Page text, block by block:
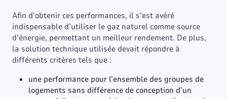
Afin d’obtenir ces performances, il s’est avéré
indispensable d’utiliser le gaz naturel comme source
d’énergie, permettant un meilleur rendement. De plus,
la solution technique utilisée devait répondre à
différents critères tels que :
une performance pour l’ensemble des groupes de
logements sans différence de conception d’un